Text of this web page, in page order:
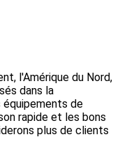
l'Amérique du Nord,
dans la
équipements de
rapide et les bons
plus de clients